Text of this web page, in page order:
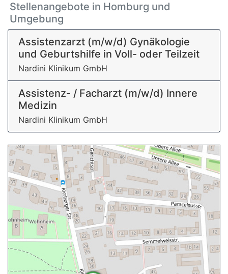
Stellenangebote in Homburg und
Umgebung
Assistenzarzt (m/w/d) Gynäkologie
und Geburtshilfe in Voll- oder Teilzeit
Nardini Klinikum GmbH
Assistenz- / Facharzt (m/w/d) Innere
Medizin
Nardini Klinikum GmbH